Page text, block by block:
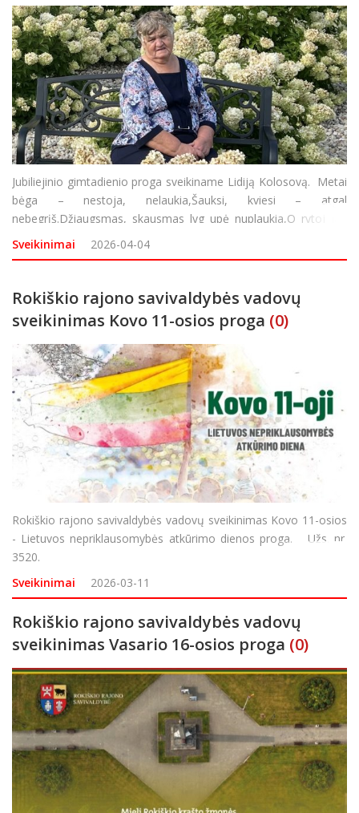
Jubiliejinio gimtadienio proga sveikiname Lidiją Kolosovą. Metai
bėga – nestoja, nelaukia,Šauksi, kviesi – atgal
nebegrįš.Džiaugsmas, skausmas lyg upė nuplaukia,O rytoj jau
vėl rūpestis grįš. Tad paleiski, Mama, kas slegia,Tegul praeitis
lieka šv
Sveikinimai 2026-04-04
Rokiškio rajono savivaldybės vadovų
sveikinimas Kovo 11-osios proga (0)
Rokiškio rajono savivaldybės vadovų sveikinimas Kovo 11-osios
- Lietuvos nepriklausomybės atkūrimo dienos proga. Užs. nr.
3520.
Sveikinimai
2026-03-11
Rokiškio rajono savivaldybės vadovų
sveikinimas Vasario 16-osios proga (0)